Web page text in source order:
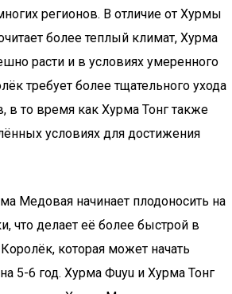
регионов. В отличие от Хурмы
более теплый климат, Хурма
расти и в условиях умеренного
требует более тщательного ухода
в то время как Хурма Тонг также
условиях для достижения
Медовая начинает плодоносить на
что делает её более быстрой в
которая может начать
5-6 год. Хурма Фuyu и Хурма Тонг